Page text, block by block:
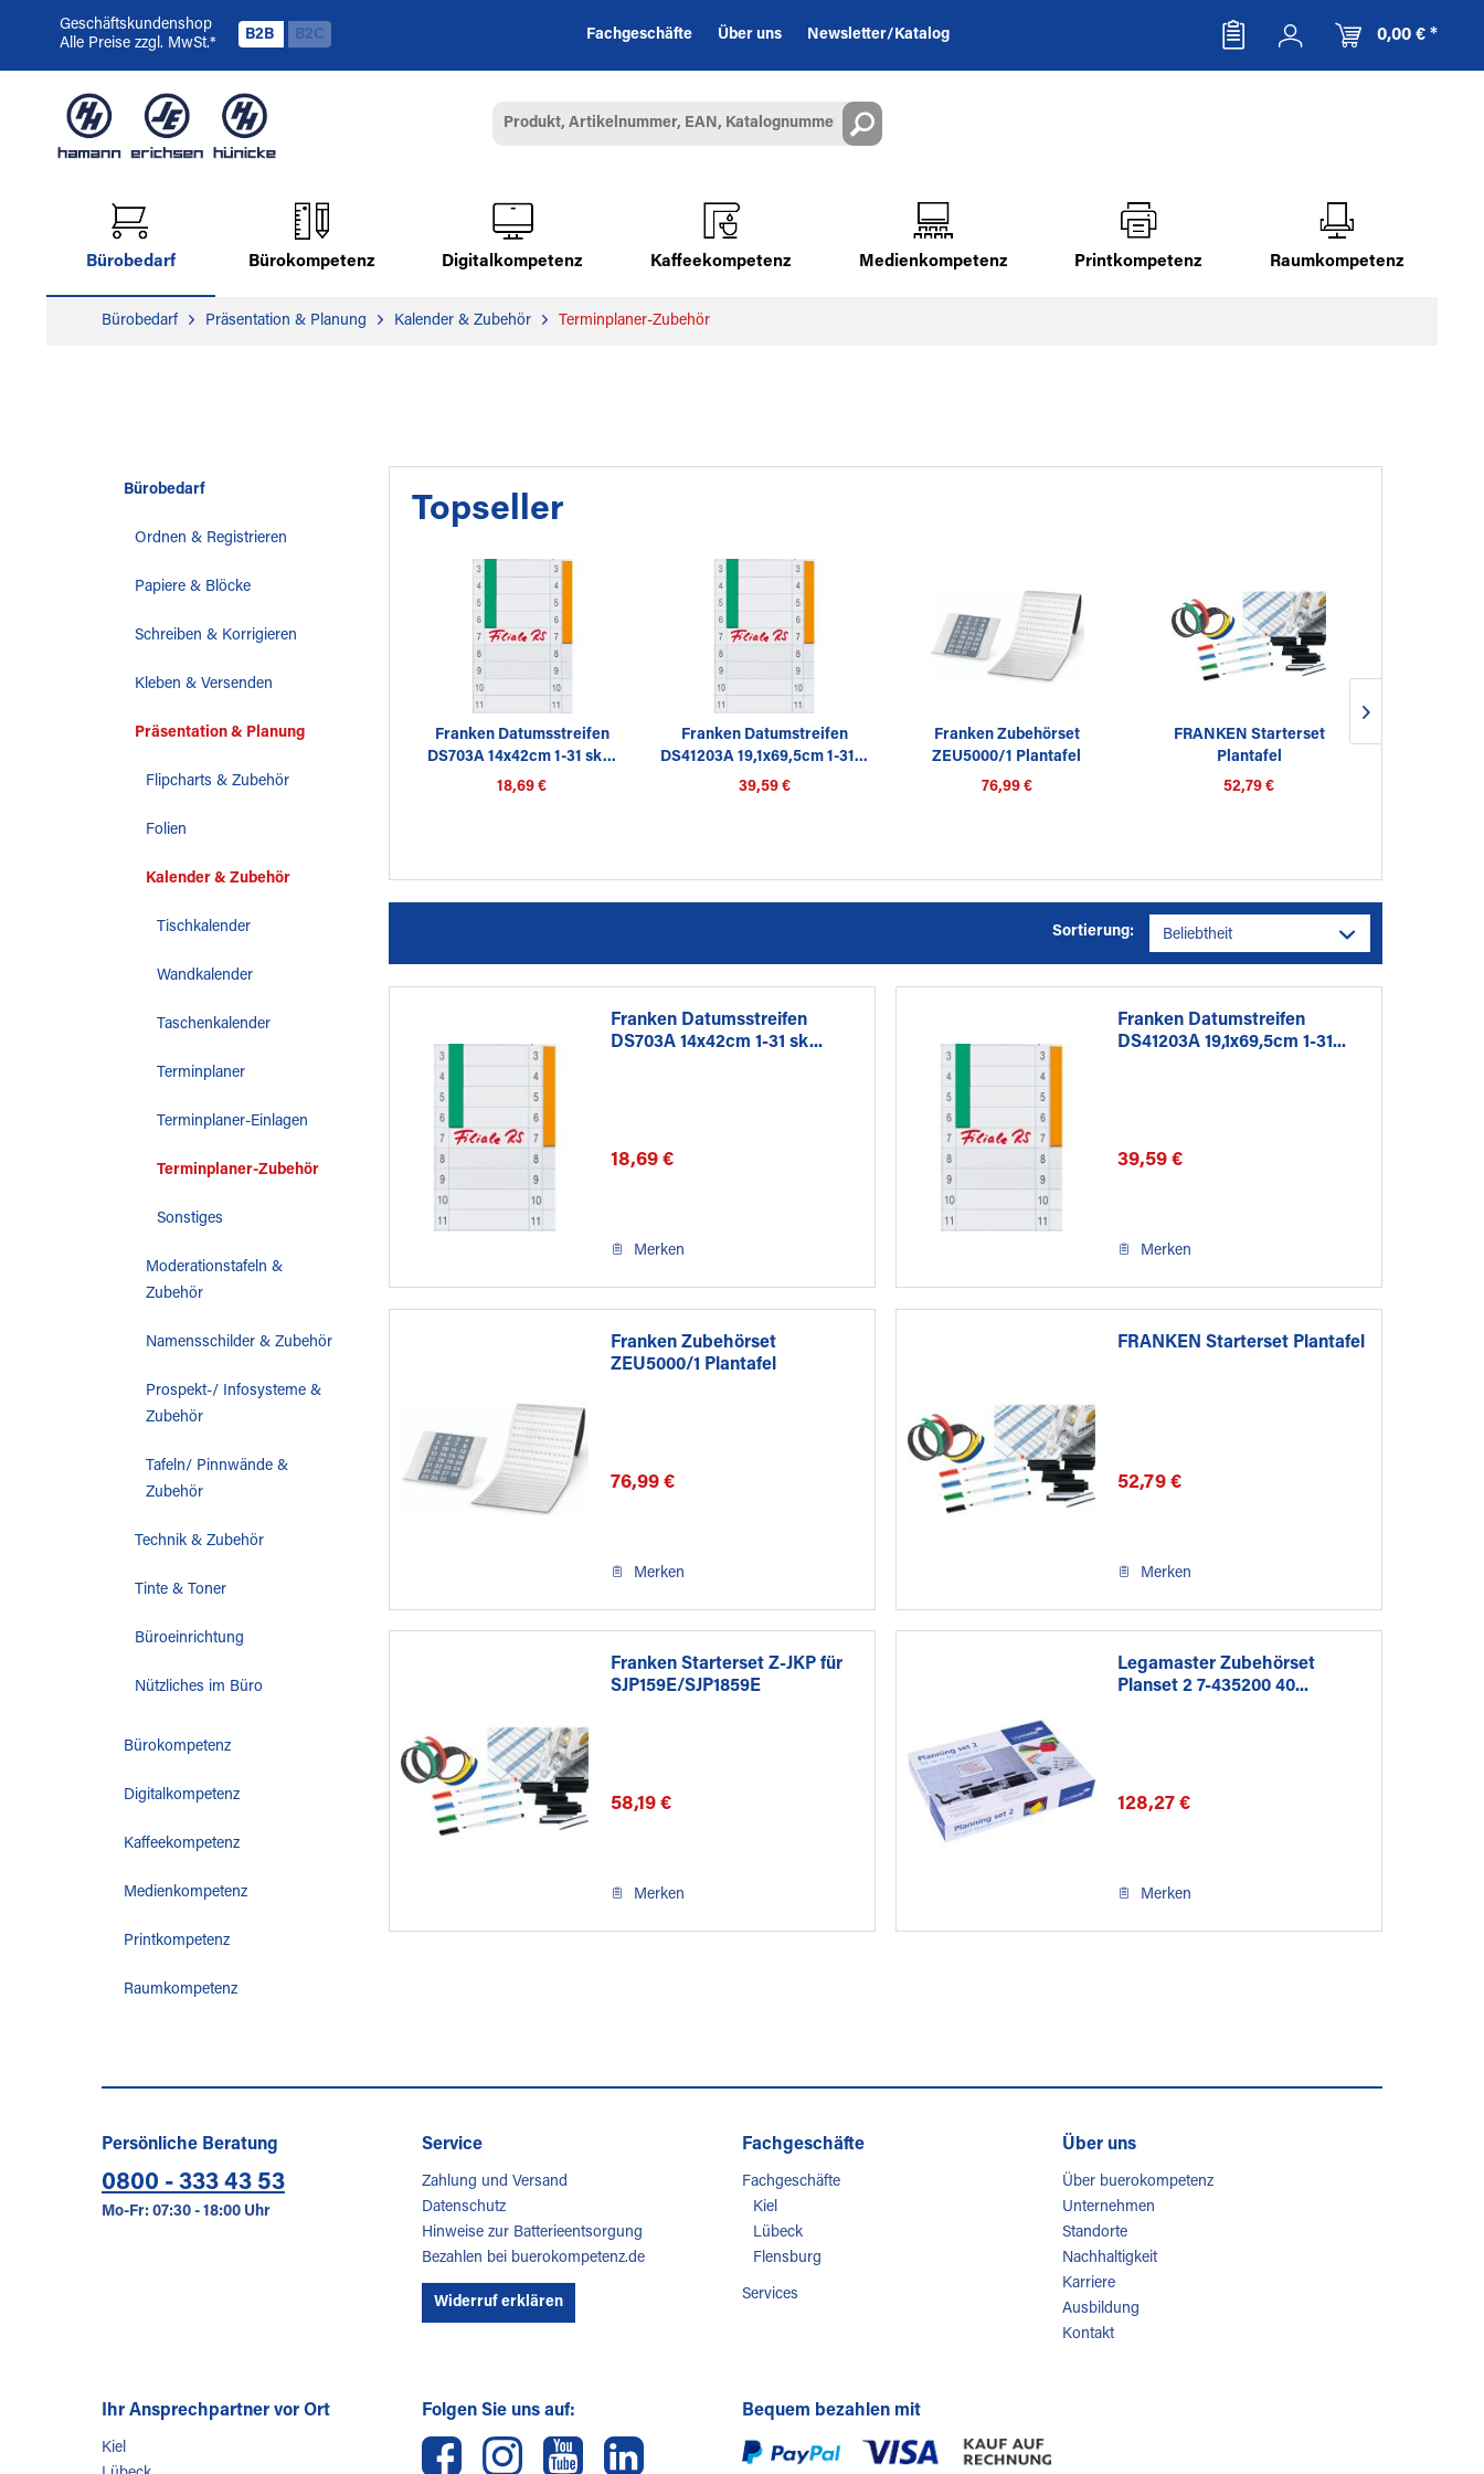
Geschäftskundenshop
Alle Preise zzgl. MwSt.*
B2B B2C Fachgeschäfte Über uns Newsletter/Katalog 0,00 € *
Bürobedarf Bürokompetenz Digitalkompetenz Kaffeekompetenz Medienkompetenz Printkompetenz Raumkompetenz
Bürobedarf Präsentation & Planung Kalender & Zubehör Terminplaner-Zubehör
Bürobedarf
Ordnen & Registrieren
Papiere & Blöcke
Schreiben & Korrigieren
Kleben & Versenden
Präsentation & Planung
Flipcharts & Zubehör
Folien
Kalender & Zubehör
Tischkalender
Wandkalender
Taschenkalender
Terminplaner
Terminplaner-Einlagen
Terminplaner-Zubehör
Sonstiges
Moderationstafeln &
Zubehör
Namensschilder & Zubehör
Prospekt-/ Infosysteme &
Zubehör
Tafeln/ Pinnwände &
Zubehör
Technik & Zubehör
Tinte & Toner
Büroeinrichtung
Nützliches im Büro
Bürokompetenz
Digitalkompetenz
Kaffeekompetenz
Medienkompetenz
Printkompetenz
Raumkompetenz
Topseller
Franken Datumsstreifen
DS703A 14x42cm 1-31 sk...
18,69 €
Franken Datumstreifen
DS41203A 19,1x69,5cm 1-31...
39,59 €
Franken Zubehörset
ZEU5000/1 Plantafel
76,99 €
FRANKEN Starterset
Plantafel
52,79 €
Sortierung:
Franken Datumsstreifen
DS703A 14x42cm 1-31 sk...
18,69 €
Merken
Franken Datumstreifen
DS41203A 19,1x69,5cm 1-31...
39,59 €
Merken
Franken Zubehörset
ZEU5000/1 Plantafel
76,99 €
Merken
FRANKEN Starterset Plantafel
52,79 €
Merken
Franken Starterset Z-JKP für
SJP159E/SJP1859E
58,19 €
Merken
Legamaster Zubehörset
Planset 2 7-435200 40...
128,27 €
Merken
Persönliche Beratung
0800 - 333 43 53
Mo-Fr: 07:30 - 18:00 Uhr
Service
Zahlung und Versand
Datenschutz
Hinweise zur Batterieentsorgung
Bezahlen bei buerokompetenz.de
Widerruf erklären
Fachgeschäfte
Fachgeschäfte
Kiel
Lübeck
Flensburg
Services
Über uns
Über buerokompetenz
Unternehmen
Standorte
Nachhaltigkeit
Karriere
Ausbildung
Kontakt
Ihr Ansprechpartner vor Ort
Kiel
Folgen Sie uns auf: Bequem bezahlen mit